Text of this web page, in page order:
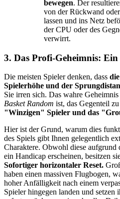
bewegen. Der
von der Rückwand
lassen und ins Netz
der CPU oder des
verwirrt.
3. Das Profi-Geheimnis:
Die meisten Spieler denken, dass
Spielerhöhe und der
Sie irren sich. Das wahre
Basket Random ist, das Gegenteil
"Winzigen" Spieler und das
Hier ist der Grund, warum dies
des Spiels gibt Ihnen gelegentlich
Charaktere. Obwohl diese
ein Handicap erscheinen, besitzen
Sofortiger horizontaler Reset.
haben einen massiven Flugbogen,
hoher Anfälligkeit nach einem
Spieler hingegen landen und setzen